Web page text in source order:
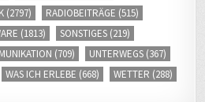
(2797) RADIOBEITRÄGE (515)
(1813) SONSTIGES (219)
(709) UNTERWEGS (367)
WAS ICH ERLEBE (668) WETTER (288)